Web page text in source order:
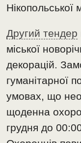
Нікопольської
Другий тендер
міської
декорацій.
гуманітарної
умовах, що
щоденна
грудня до